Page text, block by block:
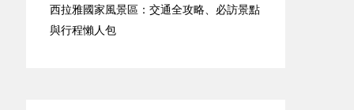
西拉雅國家風景區：交通全攻略、必訪景點
與行程懶人包